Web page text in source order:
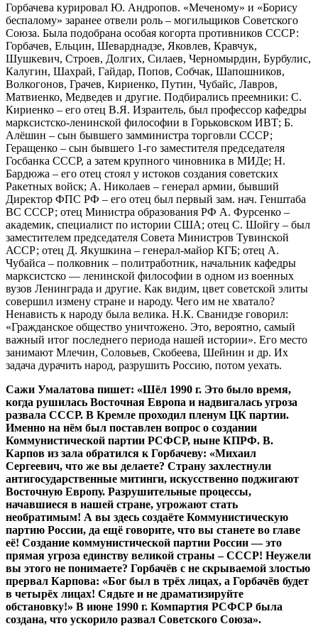
Горбачева курировал Ю. Андропов. «Меченому» и «Борису
беспалому» заранее отвели роль – могильщиков Советского
Союза. Была подобрана особая когорта противников СССР:
Горбачев, Ельцин, Шеварднадзе, Яковлев, Кравчук,
Шушкевич, Строев, Долгих, Силаев, Черномырдин, Бурбулис,
Калугин, Шахрай, Гайдар, Попов, Собчак, Шапошников,
Волкогонов, Грачев, Кириенко, Путин, Чубайс, Лавров,
Матвиенко, Медведев и другие. Подбирались преемники: С.
Кириенко – его отец В.Я. Израитель, был профессор кафедры
марксистско-ленинской философии в Горьковском ИВТ; Б.
Алёшин – сын бывшего замминистра торговли СССР;
Геращенко – сын бывшего 1-го заместителя председателя
Госбанка СССР, а затем крупного чиновника в МИДе; Н.
Бардюжа – его отец стоял у истоков создания советских
Ракетных войск; А. Николаев – генерал армии, бывший
Директор ФПС РФ – его отец был первый зам. нач. Генштаба
ВС СССР; отец Министра образования РФ А. Фурсенко –
академик, специалист по истории США; отец С. Шойгу – был
заместителем председателя Совета Министров Тувинской
АССР; отец Д. Якушкина – генерал-майор КГБ; отец А.
Чубайса – полковник – политработник, начальник кафедры
марксистско — ленинской философии в одном из военных
вузов Ленинграда и другие. Как видим, цвет советской элиты
совершил измену стране и народу. Чего им не хватало?
Ненависть к народу была велика. Н.К. Сванидзе говорил:
«Гражданское общество уничтожено. Это, вероятно, самый
важный итог последнего периода нашей истории». Его место
занимают Млечин, Соловьев, Скобеева, Шейнин и др. Их
задача дурачить народ, разрушить Россию, потом уехать.
Сажи Умалатова пишет: «Шёл 1990 г. Это было время,
когда рушилась Восточная Европа и надвигалась угроза
развала СССР. В Кремле проходил пленум ЦК партии.
Именно на нём был поставлен вопрос о создании
Коммунистической партии РСФСР, ныне КПРФ. В.
Карпов из зала обратился к Горбачеву: «Михаил
Сергеевич, что же вы делаете? Страну захлестнули
антигосударственные митинги, искусственно поджигают
Восточную Европу. Разрушительные процессы,
начавшиеся в нашей стране, угрожают стать
необратимым! А вы здесь создаёте Коммунистическую
партию России, да ещё говорите, что вы станете во главе
её! Создание коммунистической партии России—это
прямая угроза единству великой страны – СССР! Неужели
вы этого не понимаете? Горбачёв с не скрываемой злостью
прервал Карпова: «Бог был в трёх лицах, а Горбачёв будет
в четырёх лицах! Сядьте и не драматизируйте
обстановку!» В июне 1990 г. Компартия РСФСР была
создана, что ускорило развал Советского Союза».